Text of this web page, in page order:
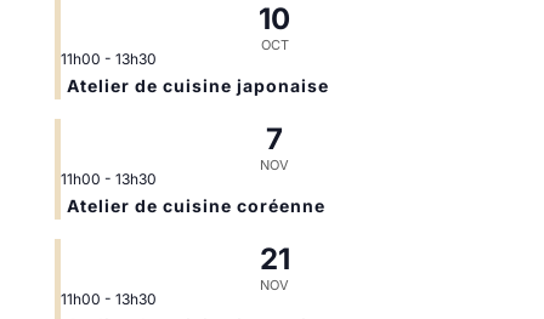
10
OCT
11h00 - 13h30
Atelier de cuisine japonaise
7
NOV
11h00 - 13h30
Atelier de cuisine coréenne
21
NOV
11h00 - 13h30